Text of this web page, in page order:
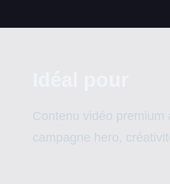
Contenu vidéo
campagne hero,